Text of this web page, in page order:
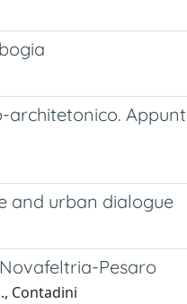
and urban dialogue
Pesaro
Contadini